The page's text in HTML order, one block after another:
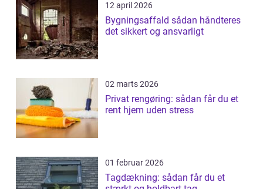
12 april 2026
Bygningsaffald sådan håndteres
det sikkert og ansvarligt
02 marts 2026
Privat rengøring: sådan får du et
rent hjem uden stress
01 februar 2026
Tagdækning: sådan får du et